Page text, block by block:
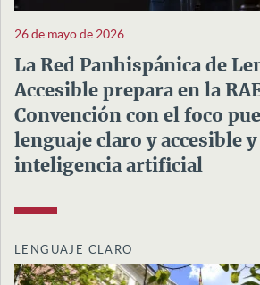
26 de mayo de 2026
La Red Panhispánica de
Accesible prepara en la
Convención con el foco
lenguaje claro y accesible y
inteligencia artificial
LENGUAJE CLARO